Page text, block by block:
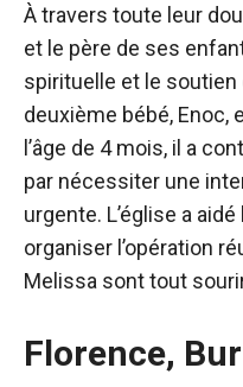
À travers toute leur
et le père de ses
spirituelle et le soutien
deuxième bébé, Enoc,
l’âge de 4 mois, il a
par nécessiter une
urgente. L’église a
organiser l’opération
Melissa sont tout
Florence,